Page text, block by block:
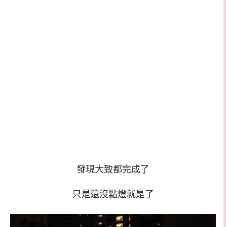
發現大致都完成了
只是還沒點燈就是了